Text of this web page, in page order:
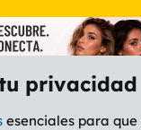
privacidad
esenciales para